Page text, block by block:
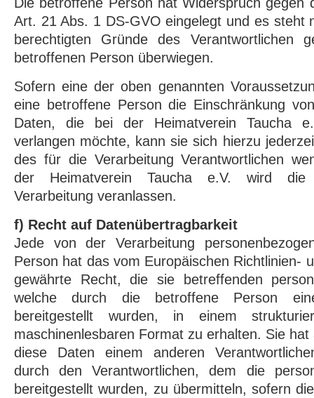
Art. 21 Abs. 1 DS-GVO eingelegt und es steht
berechtigten Gründe des Verantwortlichen
betroffenen Person überwiegen.
Sofern eine der oben genannten
eine betroffene Person die Einschränkung
Daten, die bei der Heimatverein Taucha
verlangen möchte, kann sie sich hierzu
des für die Verarbeitung Verantwortlichen
der Heimatverein Taucha e.V. wird die
Verarbeitung veranlassen.
f) Recht auf Datenübertragbarkeit
Jede von der Verarbeitung
Person hat das vom Europäischen Richtlinien-
gewährte Recht, die sie betreffenden
welche durch die betroffene Person
bereitgestellt wurden, in einem
maschinenlesbaren Format zu erhalten. Sie
diese Daten einem anderen
durch den Verantwortlichen, dem die
bereitgestellt wurden, zu übermitteln, sofern